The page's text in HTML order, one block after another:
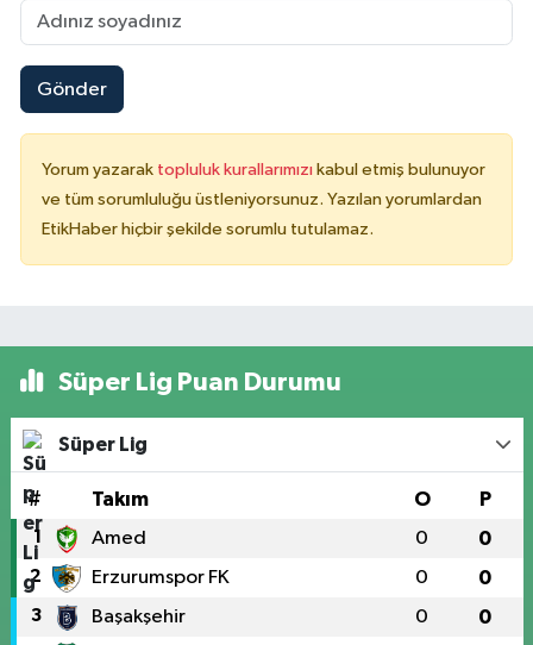
Gönder
Yorum yazarak topluluk kurallarımızı kabul etmiş bulunuyor
ve tüm sorumluluğu üstleniyorsunuz. Yazılan yorumlardan
EtikHaber hiçbir şekilde sorumlu tutulamaz.
Süper Lig Puan Durumu
Süper Lig
# Takım O P
1 Amed 0 0
2 Erzurumspor FK 0 0
3 Başakşehir 0 0